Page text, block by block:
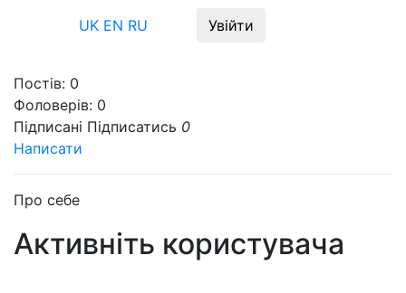
UK EN RU Увійти
Постів: 0
Фоловерів: 0
Підписані Підписатись 0
Написати
Про себе
Активніть користувача